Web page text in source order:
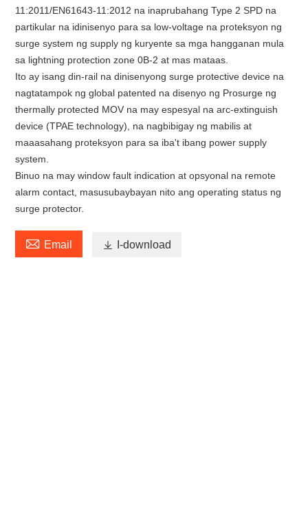
11:2011/EN61643-11:2012 na inaprubahang Type 2 SPD na
partikular na idinisenyo para sa low-voltage na proteksyon ng
surge system ng supply ng kuryente sa mga hangganan mula
sa lightning protection zone 0B-2 at mas mataas.
Ito ay isang din-rail na dinisenyong surge protective device na
nagtatampok ng global patented na disenyo ng Prosurge ng
thermally protected MOV na may espesyal na arc-extinguish
device (TPAE technology), na nagbibigay ng mabilis at
maaasahang proteksyon para sa iba't ibang power supply
system.
Binuo na may window fault indication at opsyonal na remote
alarm contact, masusubaybayan nito ang operating status ng
surge protector.
 Email  I-download